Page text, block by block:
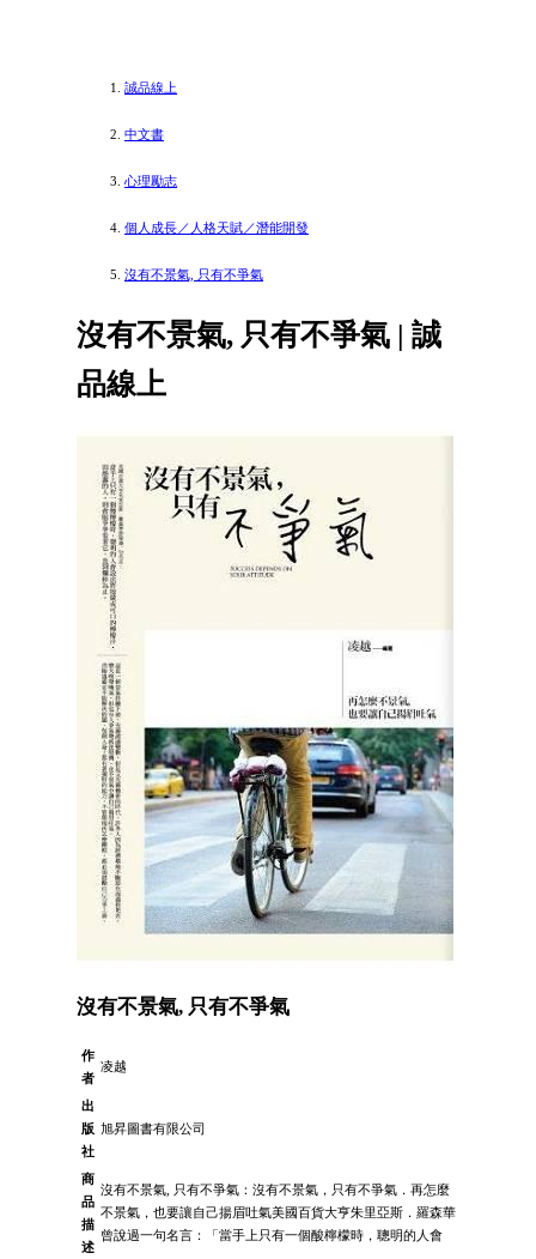
誠品線上
中文書
心理勵志
個人成長／人格天賦／潛能開發
沒有不景氣, 只有不爭氣
沒有不景氣, 只有不爭氣 | 誠
品線上
沒有不景氣, 只有不爭氣
作
者
凌越
出
版
社
旭昇圖書有限公司
商
品
描
述
沒有不景氣, 只有不爭氣：沒有不景氣，只有不爭氣．再怎麼
不景氣，也要讓自己揚眉吐氣美國百貨大亨朱里亞斯．羅森華
曾說過一句名言：「當手上只有一個酸檸檬時，聰明的人會